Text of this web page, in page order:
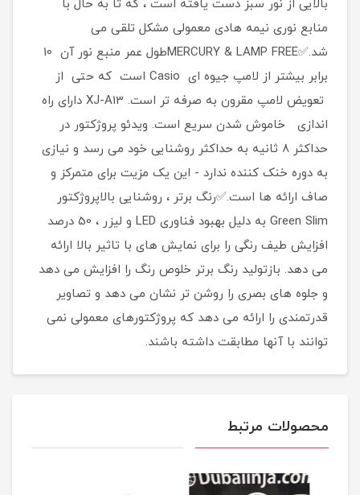
بالایی از نور سبز دست یافته است ، که تا به حال با
منابع نوری نیمه هادی معمولی مشکل تلقی می
شد.✅MERCURY & LAMP FREEطول عمر منبع نور آن 10
برابر بیشتر از لامپ جیوه ای Casio است که حتی از
تعویض لامپ مقرون به صرفه تر است. XJ-A13 دارای راه
اندازی خاموش شدن سریع است. ویدئو پروژکتور در
حداکثر 8 ثانیه به حداکثر روشنایی خود می رسد و نیازی
به دوره خنک کننده ندارد - این یک مزیت برای متمرکز و
صاف ارائه ها است.✅رنگ برتر ، روشنایی بالاپروژکتور
Green Slim به دلیل بهبود فناوری LED و لیزر ، 50 درصد
افزایش طیف رنگی را برای نمایش های با تاثیر بالا ارائه
می دهد. بازتولید رنگ برتر خلوص رنگ را افزایش می دهد
و جلوه های بصری را روشن تر نشان می دهد و تصاویر
قدرتمندی را ارائه می دهد که پروژکتورهای معمولی نمی
توانند با آنها مطابقت داشته باشند.
محصولات مرتبط